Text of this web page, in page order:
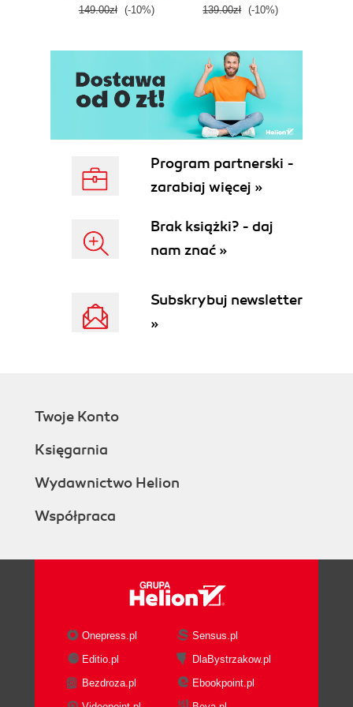
149.00zł (-10%) 139.00zł (-10%)
Program partnerski -
zarabiaj więcej »
Brak książki? - daj
nam znać »
Subskrybuj newsletter
»
Twoje Konto
Księgarnia
Wydawnictwo Helion
Współpraca
Onepress.pl
Sensus.pl
Editio.pl
DlaBystrzakow.pl
Bezdroza.pl
Ebookpoint.pl